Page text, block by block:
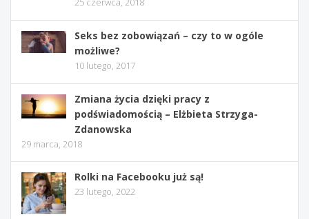
Seks bez zobowiązań – czy to w ogóle
możliwe?
10 lutego, 2017
Zmiana życia dzięki pracy z
podświadomością – Elżbieta Strzyga-
Zdanowska
29 marca, 2018
Rolki na Facebooku już są!
23 lutego, 2022